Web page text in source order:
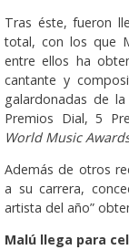
Tras éste, fueron
total, con los que
entre ellos ha
cantante y
galardonadas de
Premios Dial, 5
World Music
Además de otros
a su carrera,
artista del año”
Malú llega para